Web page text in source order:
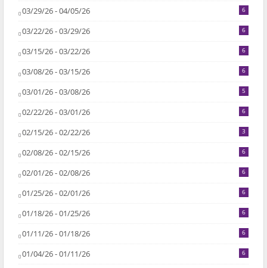
03/29/26 - 04/05/26 6
03/22/26 - 03/29/26 6
03/15/26 - 03/22/26 6
03/08/26 - 03/15/26 6
03/01/26 - 03/08/26 5
02/22/26 - 03/01/26 6
02/15/26 - 02/22/26 3
02/08/26 - 02/15/26 6
02/01/26 - 02/08/26 6
01/25/26 - 02/01/26 6
01/18/26 - 01/25/26 6
01/11/26 - 01/18/26 6
01/04/26 - 01/11/26 6